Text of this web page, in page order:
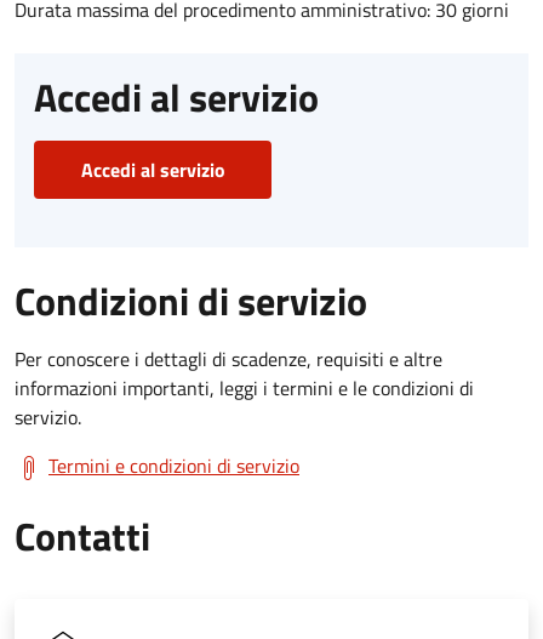
Durata massima del procedimento amministrativo: 30 giorni
Accedi al servizio
Accedi al servizio
Condizioni di servizio
Per conoscere i dettagli di scadenze, requisiti e altre
informazioni importanti, leggi i termini e le condizioni di
servizio.
Termini e condizioni di servizio
Contatti